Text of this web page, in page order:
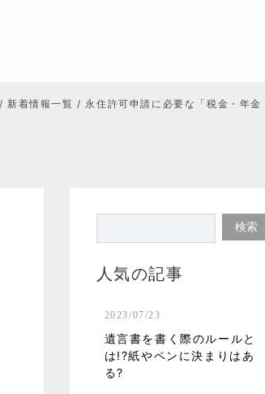
/ 新着情報一覧 / 永住許可申請に必要な「税金・年金
人気の記事
2023/07/23
遺言書を書く際のルールと
は!?紙やペンに決まりはあ
る?